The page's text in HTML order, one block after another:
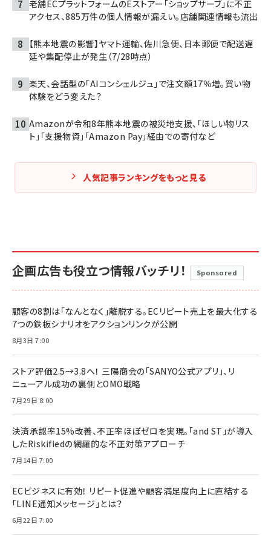
老舗ECプラットフォームのEストアー「ショップサーブ」に不正
アクセス、885万件の個人情報が漏えい。店舗関連情報も流出
【熊本地震の影響】ヤマト運輸、佐川急便、日本郵便で配送遅
延や集配停止が発生（7/28時点）
楽天、会話型の「AIコンシェルジュ」で注文額17％増。買い物
体験をどう変えた？
Amazonが令和8年熊本地震の被災地支援、「ほしい物リス
ト」「支援物資」「Amazon Pay」経由での寄付など
人気記事ランキングをもっと見る
企画広告も役立つ情報バッチリ！ Sponsored
顧客の8割は「なんとなく」離脱する。ECリピート売上を最大化する
7つの鉄板シナリオをアクションリンクが公開
8月3日 7:00
ストア評価2.5→3.8へ！ 三陽商会の「SANYO公式アプリ」、リ
ニューアル成功の裏側とOMO戦略
7月29日 8:00
決済承認率15%改善、不正率ほぼゼロを実現。「and ST」が導入
したRiskifiedの網羅的な不正対策アプローチ
7月14日 7:00
ECビジネスに有効！ リピート促進や顧客満足度向上に直結する
「LINE通知メッセージ」とは？
6月22日 7:00